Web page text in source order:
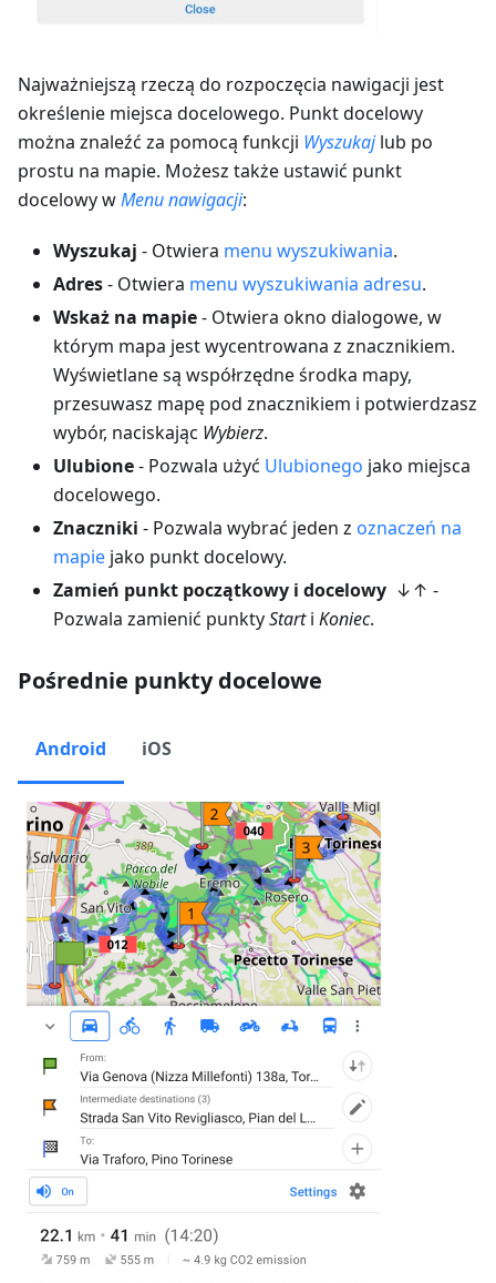
Najważniejszą rzeczą do rozpoczęcia nawigacji jest
określenie miejsca docelowego. Punkt docelowy
można znaleźć za pomocą funkcji Wyszukajlub po
prostu na mapie. Możesz także ustawić punkt
docelowy wMenu nawigacji:
Wyszukaj - Otwiera menu wyszukiwania.
Adres- Otwiera menu wyszukiwania adresu.
Wskaż na mapie- Otwiera okno dialogowe, w
którym mapa jest wycentrowana z znacznikiem.
Wyświetlane są współrzędne środka mapy,
przesuwasz mapę pod znacznikiem i potwierdzasz
wybór, naciskając Wybierz.
Ulubione- Pozwala użyć Ulubionego jako miejsca
docelowego.
Znaczniki - Pozwala wybrać jeden z oznaczeń na
mapie jako punkt docelowy.
Zamień punkt początkowy i docelowy ↓↑ -
Pozwala zamienić punktyStarti Koniec.
Pośrednie punkty docelowe
Android iOS